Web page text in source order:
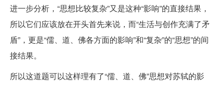
进一步分析，“思想比较复杂”又是这种“影响”的直接结果，
所以它们应该放在开头首先来说，而“生活与创作充满了矛
盾”，更是“儒、道、佛各方面的影响”和“复杂”的“思想”的间
接结果。
所以这道题可以这样理有了“儒、道、佛”思想对苏轼的影